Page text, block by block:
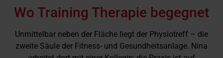
Wo Training Therapie begegnet
Unmittelbar neben der Fläche liegt der Physiotreff – die
zweite Säule der Fitness- und Gesundheitsanlage. Nina